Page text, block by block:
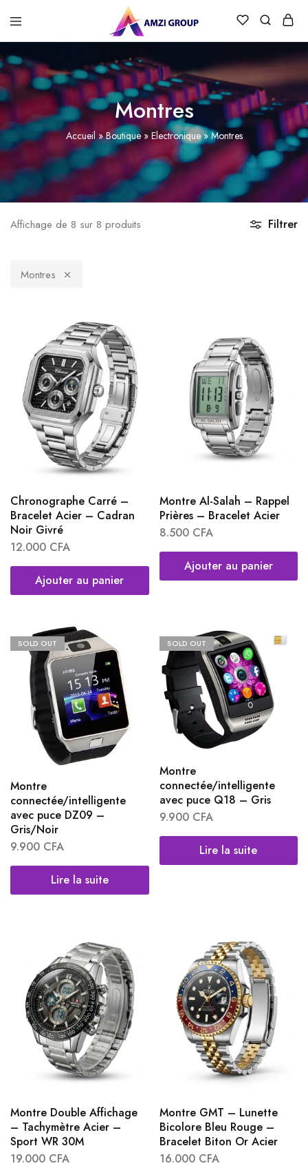
Accueil»Boutique»Electronique»Montres
Montres
Filtrer
Affichage de 8 sur 8 produits
Montres
Chronographe Carré –
Bracelet Acier – Cadran
Noir Givré
12.000 CFA
Ajouter au panier
Montre Al-Salah – Rappel
Prières – Bracelet Acier
8.500 CFA
Ajouter au panier
SOLD OUT
Montre
connectée/intelligente
avec puce DZ09 –
Gris/Noir
9.900 CFA
Lire la suite
SOLD OUT
Montre
connectée/intelligente
avec puce Q18 – Gris
9.900 CFA
Lire la suite
Montre Double Affichage
– Tachymètre Acier –
Sport WR 30M
19.000 CFA
Montre GMT – Lunette
Bicolore Bleu Rouge –
Bracelet Biton Or Acier
16.000 CFA